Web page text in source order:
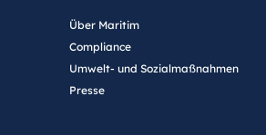
Über Maritim
Compliance
Umwelt- und Sozialmaßnahmen
Presse